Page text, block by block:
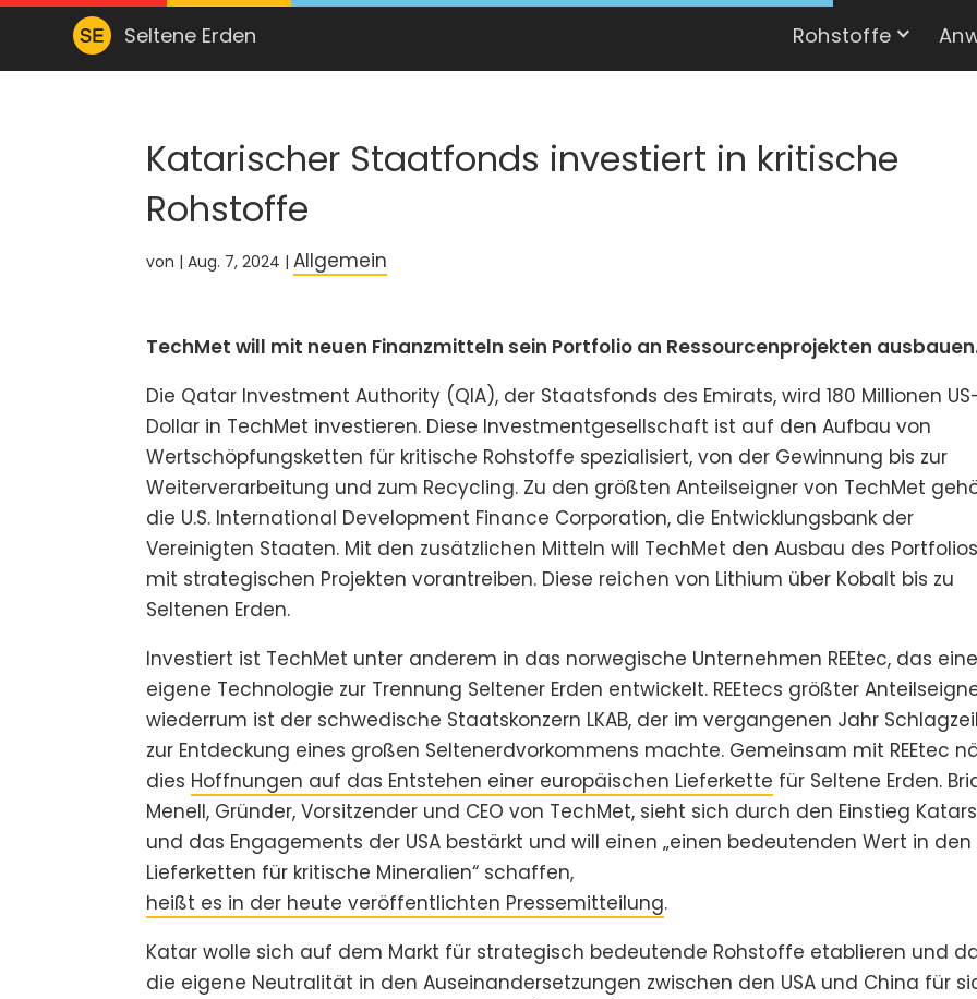
Seltene Erden Rohstoffe
Katarischer Staatfonds investiert in kritische
Rohstoffe
von |Aug. 7, 2024 |Allgemein
TechMet will mit neuen Finanzmitteln sein Portfolio an Ressourcenprojekten
Die Qatar Investment Authority (QIA), der Staatsfonds des Emirats, wird 180 Millionen
Dollar in TechMet investieren. Diese Investmentgesellschaft ist auf den Aufbau von
Wertschöpfungsketten für kritische Rohstoffe spezialisiert, von der Gewinnung bis zur
Weiterverarbeitung und zum Recycling. Zu den größten Anteilseigner von TechMet
die U.S. International Development Finance Corporation, die Entwicklungsbank der
Vereinigten Staaten. Mit den zusätzlichen Mitteln will TechMet den Ausbau des Portfolios
mit strategischen Projekten vorantreiben. Diese reichen von Lithium über Kobalt bis zu
Seltenen Erden.
Investiert ist TechMet unter anderem in das norwegische Unternehmen REEtec, das eine
eigene Technologie zur Trennung Seltener Erden entwickelt. REEtecs größter
wiederrum ist der schwedische Staatskonzern LKAB, der im vergangenen Jahr
zur Entdeckung eines großen Seltenerdvorkommens machte. Gemeinsam mit REEtec
dies Hoffnungen auf das Entstehen einer europäischen Lieferkette für Seltene Erden.
Menell, Gründer, Vorsitzender und CEO von TechMet, sieht sich durch den Einstieg Katars
und das Engagements der USA bestärkt und will einen „einen bedeutenden Wert in den
Lieferketten für kritische Mineralien“ schaffen,
heißt es in der heute veröffentlichten Pressemitteilung.
Katar wolle sich auf dem Markt für strategisch bedeutende Rohstoffe etablieren und
die eigene Neutralität in den Auseinandersetzungen zwischen den USA und China für